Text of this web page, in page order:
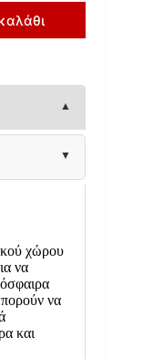
χώρου
να
να
και